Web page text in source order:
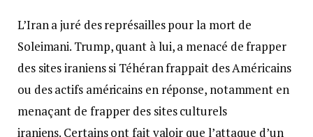
L’Iran a juré des représailles pour la mort de
Soleimani. Trump, quant à lui, a menacé de frapper
des sites iraniens si Téhéran frappait des Américains
ou des actifs américains en réponse, notamment en
menaçant de frapper des sites culturels
iraniens. Certains ont fait valoir que l’attaque d’un